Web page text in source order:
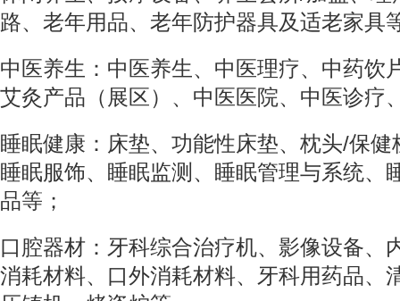
路、老年用品、老年防护器具及适老家具
中医养生：中医养生、中医理疗、中药饮
艾灸产品（展区）、中医医院、中医诊疗
睡眠健康：床垫、功能性床垫、枕头/保
睡眠服饰、睡眠监测、睡眠管理与系统、
品等；
口腔器材：牙科综合治疗机、影像设备、
消耗材料、口外消耗材料、牙科用药品、